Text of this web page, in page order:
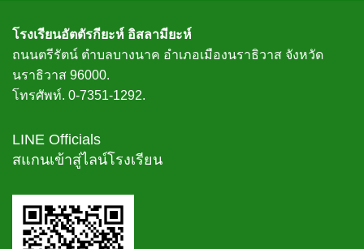
โรงเรียนอัตตัรกียะห์ อิสลามียะห์
ถนนตรีรัตน์ ตำบลบางนาค อำเภอเมืองนราธิวาส จังหวัด
นราธิวาส 96000.
โทรศัพท์. 0-7351-1292.
LINE Officials
สแกนเข้าสู่ไลน์โรงเรียน